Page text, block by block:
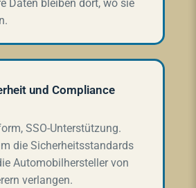
Daten bleiben dort, wo sie
und Compliance
SSO-Unterstützung.
die Sicherheitsstandards
Automobilhersteller von
verlangen.